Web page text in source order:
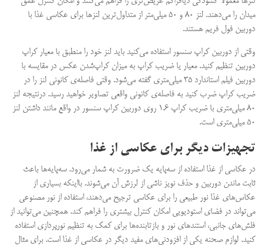
میدان را می‌دهند. لنز ۸۰ و ۵۰ میلی‌متر از متداول‌ترین لنزها برای عکاسی غذا با
دوربین فول فریم هستند.
وقتی از دوربین کراپ سنسور استفاده می‌کنید باید لنز خود را منطبق با معیار کراپ
دوربین تنظیم کنید. معیار یا ضریب کراپ به میزان کراپ‌شدن عکس در مقایسه با
دوربین فیلم استاندارد ۳۵ میلی‌متری گفته می‌شود. وقتی فاصله‌ی کانونی لنز را در
ضریب کراپ ضرب کنید به فاصله‌ی کانونی واقعی تصاویر خواهید رسید. درنتیجه لنز
۸۰ میلی‌متری با ضریب کراپ ۱.۶ روی دوربین کراپ سنسور در واقع مانند داشتن لنز
۵۰ میلی‌متری است.
تجهیزات دیگر برای عکاسی از غذا
در عکاسی از غذا استفاده از سه‌پایه یک ضرورت به شمار می‌رود. سه‌پایه‌ها باعث
ثابت ماندن دوربین و حذف نویز ناشی از لرزش آن می‌شوند. بااینکه بسیاری از
عکاس‌های غذا نور طبیعی را برای عکاسی ترجیح می‌دهند، استفاده از نور مصنوعی
می‌تواند در فضای استودیویی امکان کنترل بیشتری را فراهم کند. همچنین می‌توانید از
فلش‌های جانبی، استندهای نور و بازتابنده‌ها برای کمک به تنظیم نورپردازی استفاده
کنید. لوازم صحنه یکی از افزودنی‌های مفید دیگر در عکاسی از غذا است. برای مثال